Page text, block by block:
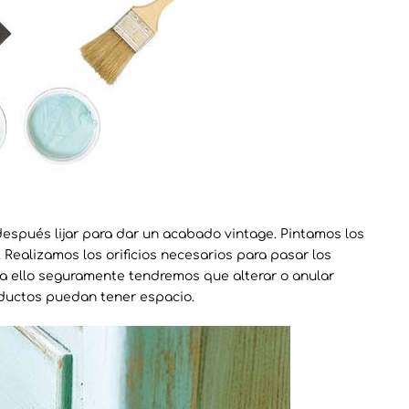
lijar para dar un acabado vintage. Pintamos los
los orificios necesarios para pasar los
ello seguramente tendremos que alterar o anular
puedan tener espacio.